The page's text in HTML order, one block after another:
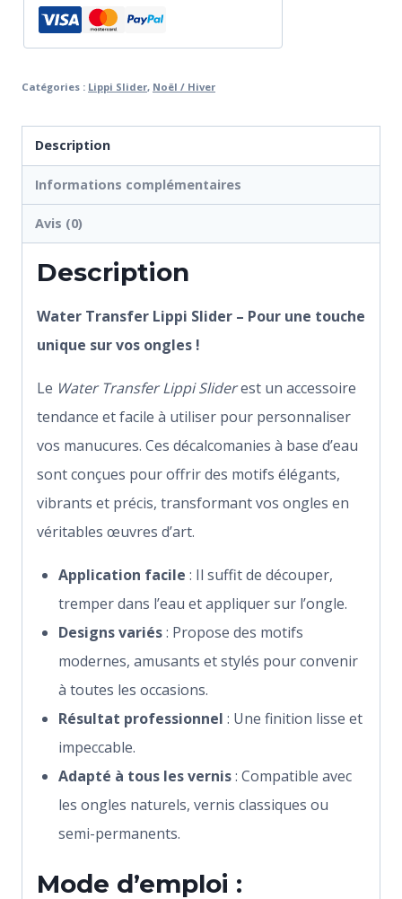
Catégories : Lippi Slider, Noël / Hiver
Description
Informations complémentaires
Avis (0)
Description
Water Transfer Lippi Slider – Pour une touche
unique sur vos ongles !
Le Water Transfer Lippi Sliderest un accessoire
tendance et facile à utiliser pour personnaliser
vos manucures. Ces décalcomanies à base d’eau
sont conçues pour offrir des motifs élégants,
vibrants et précis, transformant vos ongles en
véritables œuvres d’art.
Application facile : Il suffit de découper,
tremper dans l’eau et appliquer sur l’ongle.
Designs variés: Propose des motifs
modernes, amusants et stylés pour convenir
à toutes les occasions.
Résultat professionnel : Une finition lisse et
impeccable.
Adapté à tous les vernis: Compatible avec
les ongles naturels, vernis classiques ou
semi-permanents.
Mode d’emploi :